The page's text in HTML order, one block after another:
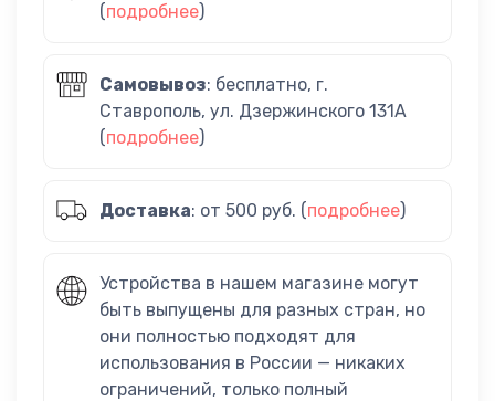
(подробнее)
Самовывоз: бесплатно, г.
Ставрополь, ул. Дзержинского 131А
(подробнее)
Доставка: от 500 руб. (подробнее)
Устройства в нашем магазине могут
быть выпущены для разных стран, но
они полностью подходят для
использования в России — никаких
ограничений, только полный